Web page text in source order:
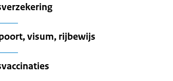
visum, rijbewijs